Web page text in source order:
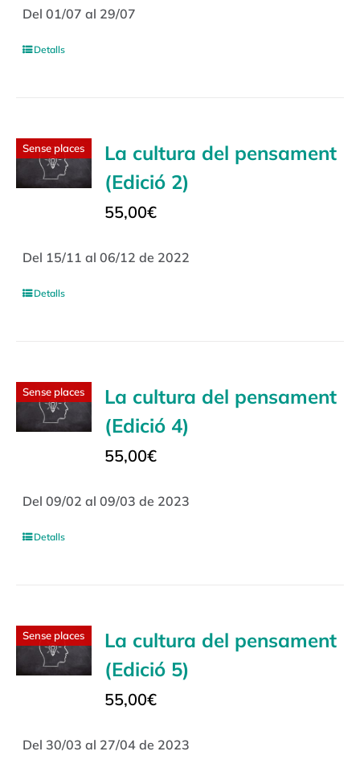
Del 01/07 al 29/07
Detalls
Sense places
La cultura del pensament
(Edició 2)
55,00€
Del 15/11 al 06/12 de 2022
Detalls
Sense places
La cultura del pensament
(Edició 4)
55,00€
Del 09/02 al 09/03 de 2023
Detalls
Sense places
La cultura del pensament
(Edició 5)
55,00€
Del 30/03 al 27/04 de 2023